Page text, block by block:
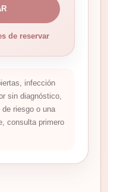
de reservar
infección
sin diagnóstico,
riesgo o una
consulta primero